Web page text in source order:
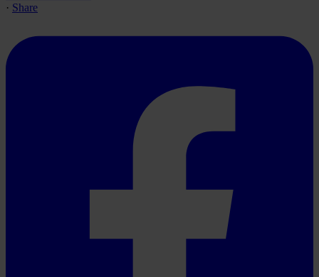
View
View on Facebook